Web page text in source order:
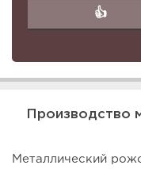
👍
Производство
Металлический